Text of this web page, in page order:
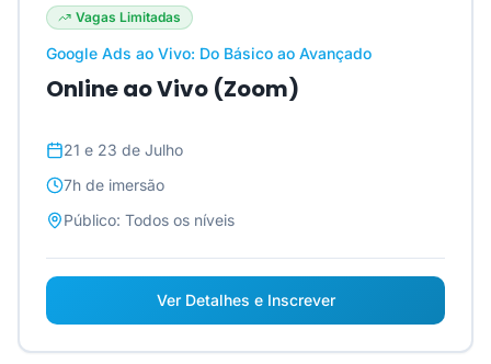
Vagas Limitadas
Google Ads ao Vivo: Do Básico ao Avançado
Online ao Vivo (Zoom)
21 e 23 de Julho
7h de imersão
Público: Todos os níveis
Ver Detalhes e Inscrever